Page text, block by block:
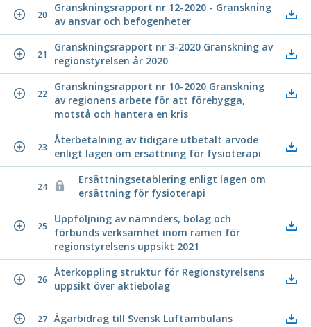
20
Granskningsrapport nr 12-2020 - Granskning
av ansvar och befogenheter
21
Granskningsrapport nr 3-2020 Granskning av
regionstyrelsen år 2020
22
Granskningsrapport nr 10-2020 Granskning
av regionens arbete för att förebygga,
motstå och hantera en kris
23
Återbetalning av tidigare utbetalt arvode
enligt lagen om ersättning för fysioterapi
24
Ersättningsetablering enligt lagen om
ersättning för fysioterapi
25
Uppföljning av nämnders, bolag och
förbunds verksamhet inom ramen för
regionstyrelsens uppsikt 2021
26
Återkoppling struktur för Regionstyrelsens
uppsikt över aktiebolag
27 Ägarbidrag till Svensk Luftambulans